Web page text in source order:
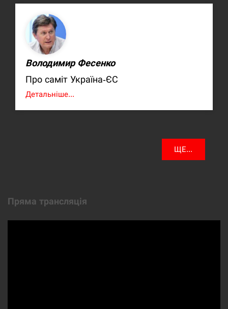
Володимир Фесенко
Про саміт Україна-ЄС
Детальніше...
ЩЕ...
Пряма трансляція